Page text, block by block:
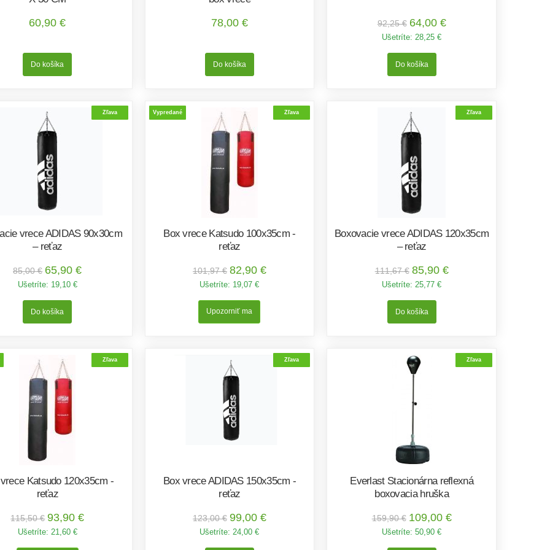
60,90 € 78,00 € 92,25 € 64,00 €
Ušetríte:28,25 €
Zľava
vrece ADIDAS 90x30cm
– reťaz
85,00 € 65,90 €
Ušetríte: 19,10 €
Vypredané Zľava
Box vrece Katsudo 100x35cm -
reťaz
101,97 € 82,90 €
Ušetríte: 19,07 €
Upozorniť ma
Zľava
Boxovacie vrece ADIDAS 120x35cm
– reťaz
111,67 € 85,90 €
Ušetríte:25,77 €
Zľava
Katsudo 120x35cm -
reťaz
115,50 € 93,90 €
Ušetríte: 21,60 €
Zľava
Box vrece ADIDAS 150x35cm -
reťaz
123,00 € 99,00 €
Ušetríte:24,00 €
Zľava
Everlast Stacionárna reflexná
boxovacia hruška
159,90 € 109,00 €
Ušetríte:50,90 €